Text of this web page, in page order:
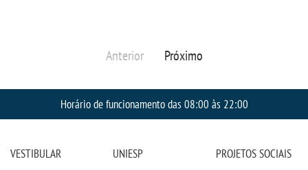
Anterior Próximo
Horário de funcionamento das 08:00 às 22:00
VESTIBULAR UNIESP PROJETOS SOCIAIS